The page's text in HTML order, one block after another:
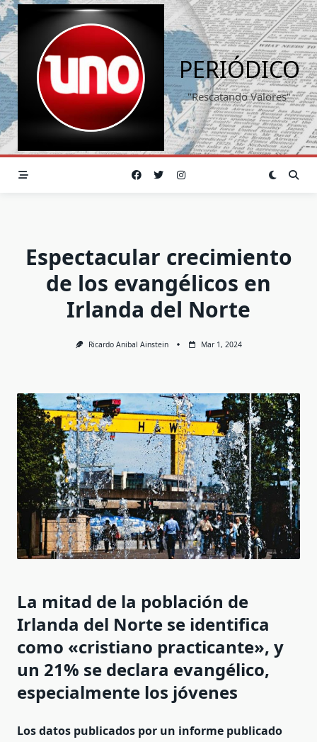
Saltar
al
contenido
PERIÓDICO
"Rescatando Valores"
Espectacular crecimiento
de los evangélicos en
Irlanda del Norte
Ricardo Anibal Ainstein Mar 1, 2024
La mitad de la población de
Irlanda del Norte se identifica
como «cristiano practicante», y
un 21% se declara evangélico,
especialmente los jóvenes
Los datos publicados por un informe publicado